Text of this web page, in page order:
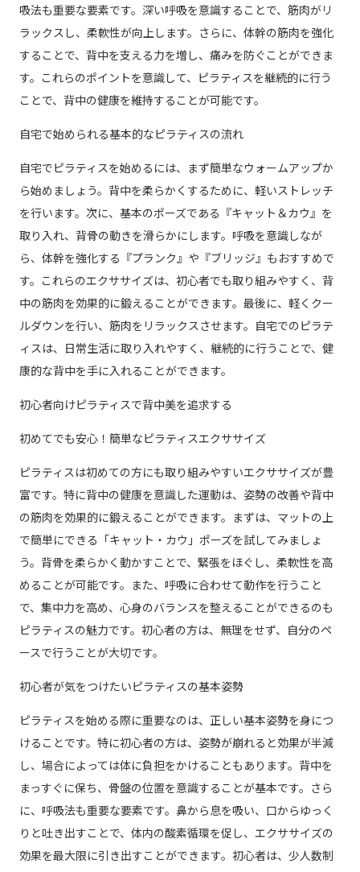
吸法も重要な要素です。深い呼吸を意識することで、筋肉がリ
ラックスし、柔軟性が向上します。さらに、体幹の筋肉を強化
することで、背中を支える力を増し、痛みを防ぐことができま
す。これらのポイントを意識して、ピラティスを継続的に行う
ことで、背中の健康を維持することが可能です。
自宅で始められる基本的なピラティスの流れ
自宅でピラティスを始めるには、まず簡単なウォームアップか
ら始めましょう。背中を柔らかくするために、軽いストレッチ
を行います。次に、基本のポーズである『キャット＆カウ』を
取り入れ、背骨の動きを滑らかにします。呼吸を意識しなが
ら、体幹を強化する『プランク』や『ブリッジ』もおすすめで
す。これらのエクササイズは、初心者でも取り組みやすく、背
中の筋肉を効果的に鍛えることができます。最後に、軽くクー
ルダウンを行い、筋肉をリラックスさせます。自宅でのピラテ
ィスは、日常生活に取り入れやすく、継続的に行うことで、健
康的な背中を手に入れることができます。
初心者向けピラティスで背中美を追求する
初めてでも安心！簡単なピラティスエクササイズ
ピラティスは初めての方にも取り組みやすいエクササイズが豊
富です。特に背中の健康を意識した運動は、姿勢の改善や背中
の筋肉を効果的に鍛えることができます。まずは、マットの上
で簡単にできる「キャット・カウ」ポーズを試してみましょ
う。背骨を柔らかく動かすことで、緊張をほぐし、柔軟性を高
めることが可能です。また、呼吸に合わせて動作を行うこと
で、集中力を高め、心身のバランスを整えることができるのも
ピラティスの魅力です。初心者の方は、無理をせず、自分のペ
ースで行うことが大切です。
初心者が気をつけたいピラティスの基本姿勢
ピラティスを始める際に重要なのは、正しい基本姿勢を身につ
けることです。特に初心者の方は、姿勢が崩れると効果が半減
し、場合によっては体に負担をかけることもあります。背中を
まっすぐに保ち、骨盤の位置を意識することが基本です。さら
に、呼吸法も重要な要素です。鼻から息を吸い、口からゆっく
りと吐き出すことで、体内の酸素循環を促し、エクササイズの
効果を最大限に引き出すことができます。初心者は、少人数制